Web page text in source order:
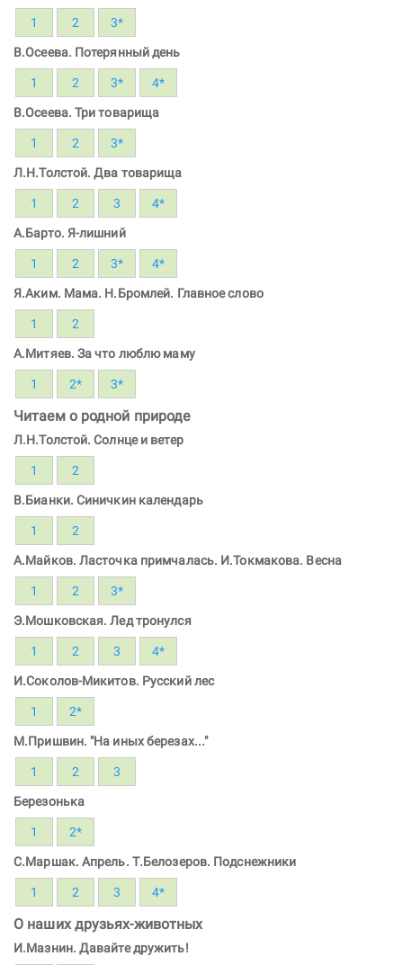
1 2 3*
В.Осеева. Потерянный день
1 2 3* 4*
В.Осеева. Три товарища
1 2 3*
Л.Н.Толстой. Два товарища
1 2 3 4*
А.Барто. Я-лишний
1 2 3* 4*
Я.Аким. Мама. Н.Бромлей. Главное слово
1 2
А.Митяев. За что люблю маму
1 2* 3*
Читаем о родной природе
Л.Н.Толстой. Солнце и ветер
1 2
В.Бианки. Синичкин календарь
1 2
А.Майков. Ласточка примчалась. И.Токмакова. Весна
1 2 3*
Э.Мошковская. Лед тронулся
1 2 3 4*
И.Соколов-Микитов. Русский лес
1 2*
М.Пришвин. "На иных березах..."
1 2 3
Березонька
1 2*
С.Маршак. Апрель. Т.Белозеров. Подснежники
1 2 3 4*
О наших друзьях-животных
И.Мазнин. Давайте дружить!